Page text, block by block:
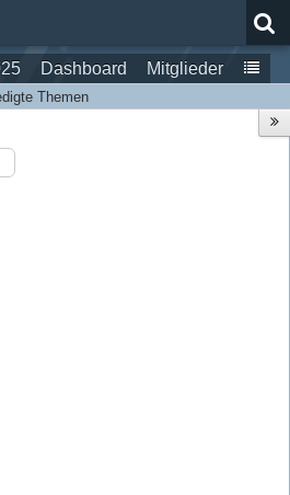
Dashboard Mitglieder
Themen